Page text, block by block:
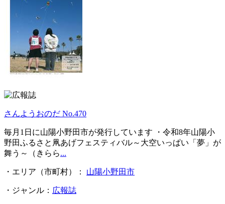
さんようおのだ No.470
毎月1日に山陽小野田市が発行しています ・令和8年山陽小
野田ふるさと凧あげフェスティバル～大空いっぱい「夢」が
舞う～（きらら...
・エリア（市町村）： 山陽小野田市
・ジャンル： 広報誌